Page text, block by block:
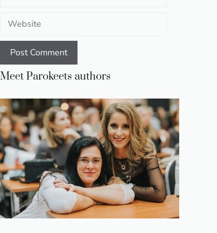
Website
Meet Parokeets authors